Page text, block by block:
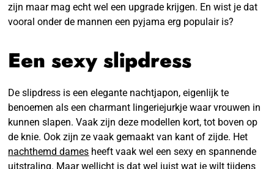
zijn maar mag echt wel een upgrade krijgen. En wist je dat
vooral onder de mannen een pyjama erg populair is?
Een sexy slipdress
De slipdress is een elegante nachtjapon, eigenlijk te
benoemen als een charmant lingeriejurkje waar vrouwen in
kunnen slapen. Vaak zijn deze modellen kort, tot boven op
de knie. Ook zijn ze vaak gemaakt van kant of zijde. Het
nachthemd dames heeft vaak wel een sexy en spannende
uitstraling. Maar wellicht is dat wel juist wat je wilt tijdens